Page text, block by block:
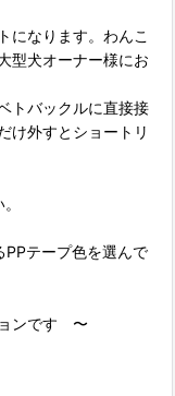
なります。わんこ
型犬オーナー様にお
バックルに直接接
け外すとショートリ
テープ色を選んで
ンです 〜